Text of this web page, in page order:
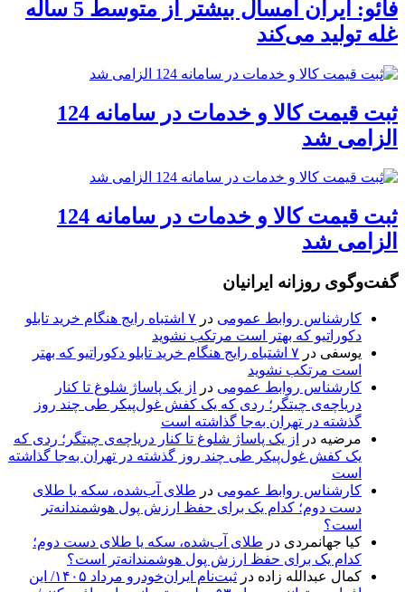
فائو: ایران امسال بیشتر از متوسط 5 ساله
غله تولید می‌کند
ثبت قیمت کالا و خدمات در سامانه 124
الزامی شد
ثبت قیمت کالا و خدمات در سامانه 124
الزامی شد
گفت‌وگوی روزانه ایرانیان
کارشناس روابط عمومی در
۷ اشتباه رایج هنگام خرید تابلو
دکوراتیو که بهتر است مرتکب نشوید
یوسفی در
۷ اشتباه رایج هنگام خرید تابلو دکوراتیو که بهتر
است مرتکب نشوید
کارشناس روابط عمومی در
از یک پاساژ شلوغ تا کنار
دریاچه‌ی چیتگر؛ ردی که یک کفش غول‌پیکر طی چند روز
گذشته در تهران به‌جا گذاشته است
مرضیه در
از یک پاساژ شلوغ تا کنار دریاچه‌ی چیتگر؛ ردی که
یک کفش غول‌پیکر طی چند روز گذشته در تهران به‌جا گذاشته
است
کارشناس روابط عمومی در طلای آب‌شده، سکه یا طلای
دست دوم؛ کدام یک برای حفظ ارزش پول هوشمندانه‌تر
است؟
کیا جهانمردی در طلای آب‌شده، سکه یا طلای دست دوم؛
کدام یک برای حفظ ارزش پول هوشمندانه‌تر است؟
کمال عبدالله زاده در
ثبت‌نام ایران‌خودرو مرداد ۱۴۰۵/ این